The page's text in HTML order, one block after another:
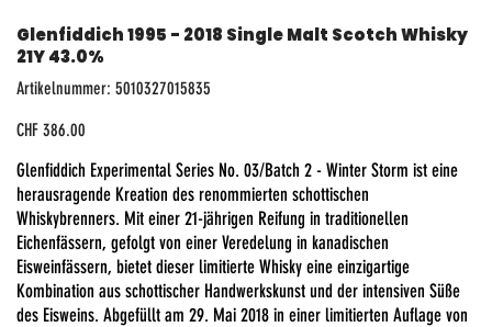
Glenfiddich 1995 - 2018 Single Malt Scotch Whisky
21Y 43.0%
Artikelnummer: Artikelnummer:
5010327015835
5010327015835
Preis
CHF 386.00
Glenfiddich Experimental Series No. 03/Batch 2 - Winter Storm ist eine
herausragende Kreation des renommierten schottischen
Whiskybrenners. Mit einer 21-jährigen Reifung in traditionellen
Eichenfässern, gefolgt von einer Veredelung in kanadischen
Eisweinfässern, bietet dieser limitierte Whisky eine einzigartige
Kombination aus schottischer Handwerkskunst und der intensiven Süße
des Eisweins. Abgefüllt am 29. Mai 2018 in einer limitierten Auflage von